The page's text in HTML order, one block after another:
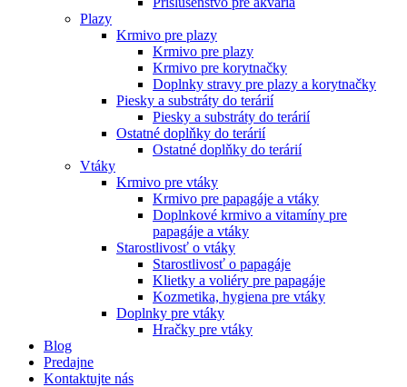
Plazy
Krmivo pre plazy
Krmivo pre plazy
Krmivo pre korytnačky
Doplnky stravy pre plazy a korytnačky
Piesky a substráty do terárií
Piesky a substráty do terárií
Ostatné doplňky do terárií
Ostatné doplňky do terárií
Vtáky
Krmivo pre vtáky
Krmivo pre papagáje a vtáky
Doplnkové krmivo a vitamíny pre
papagáje a vtáky
Starostlivosť o vtáky
Starostlivosť o papagáje
Klietky a voliéry pre papagáje
Kozmetika, hygiena pre vtáky
Doplnky pre vtáky
Hračky pre vtáky
Blog
Predajne
Kontaktujte nás